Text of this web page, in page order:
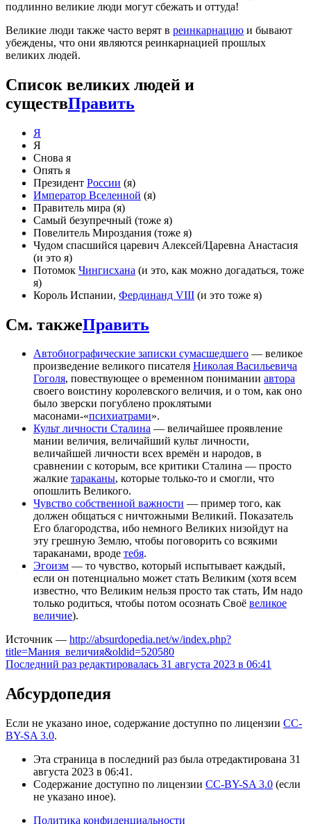
подлинно великие люди могут сбежать и оттуда!
Великие люди также часто верят в реинкарнацию и бывают
убеждены, что они являются реинкарнацией прошлых
великих людей.
Список великих людей и
существПравить
Я
Я
Снова я
Опять я
Президент России (я)
Император Вселенной (я)
Правитель мира (я)
Самый безупречный (тоже я)
Повелитель Мироздания (тоже я)
Чудом спасшийся царевич Алексей/Царевна Анастасия
(и это я)
Потомок Чингисхана (и это, как можно догадаться, тоже
я)
Король Испании, Фердинанд VIII (и это тоже я)
См. такжеПравить
Автобиографические записки сумасшедшего — великое
произведение великого писателя Николая Васильевича
Гоголя, повествующее о временном понимании автора
своего воистину королевского величия, и о том, как оно
было зверски погублено проклятыми
масонами-«психиатрами».
Культ личности Сталина — величайшее проявление
мании величия, величайший культ личности,
величайшей личности всех времён и народов, в
сравнении с которым, все критики Сталина — просто
жалкие тараканы, которые только-то и смогли, что
опошлить Великого.
Чувство собственной важности — пример того, как
должен общаться с ничтожными Великий. Показатель
Его благородства, ибо немного Великих низойдут на
эту грешную Землю, чтобы поговорить со всякими
тараканами, вроде тебя.
Эгоизм — то чувство, который испытывает каждый,
если он потенциально может стать Великим (хотя всем
известно, что Великим нельзя просто так стать, Им надо
только родиться, чтобы потом осознать Своё великое
величие).
Источник — http://absurdopedia.net/w/index.php?
title=Мания_величия&oldid=520580
Последний раз редактировалась 31 августа 2023 в 06:41
Абсурдопедия
Если не указано иное, содержание доступно по лицензии CC-
BY-SA 3.0.
Эта страница в последний раз была отредактирована 31
августа 2023 в 06:41.
Содержание доступно по лицензии CC-BY-SA 3.0 (если
не указано иное).
Политика конфиденциальности